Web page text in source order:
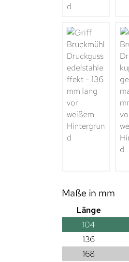
Maße in mm
Länge
104
136
168